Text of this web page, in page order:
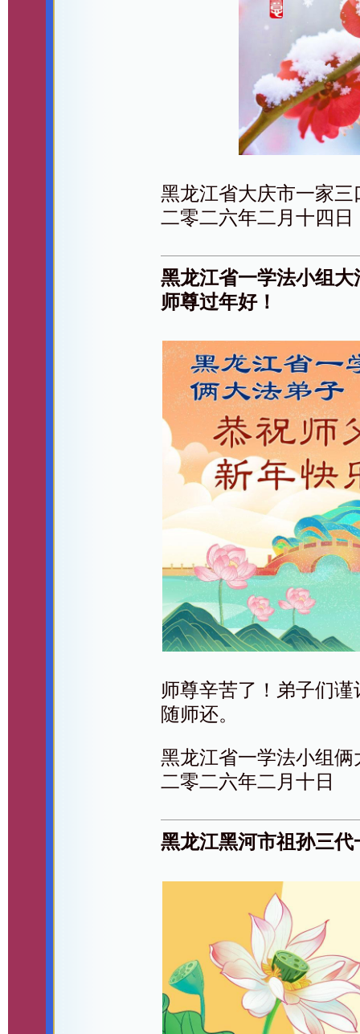
黑龙江省大庆市一家三
二零二六年二月十四日
黑龙江省一学法小组
师尊过年好！
师尊辛苦了！弟子们
随师还。
黑龙江省一学法小组
二零二六年二月十日
黑龙江黑河市祖孙三